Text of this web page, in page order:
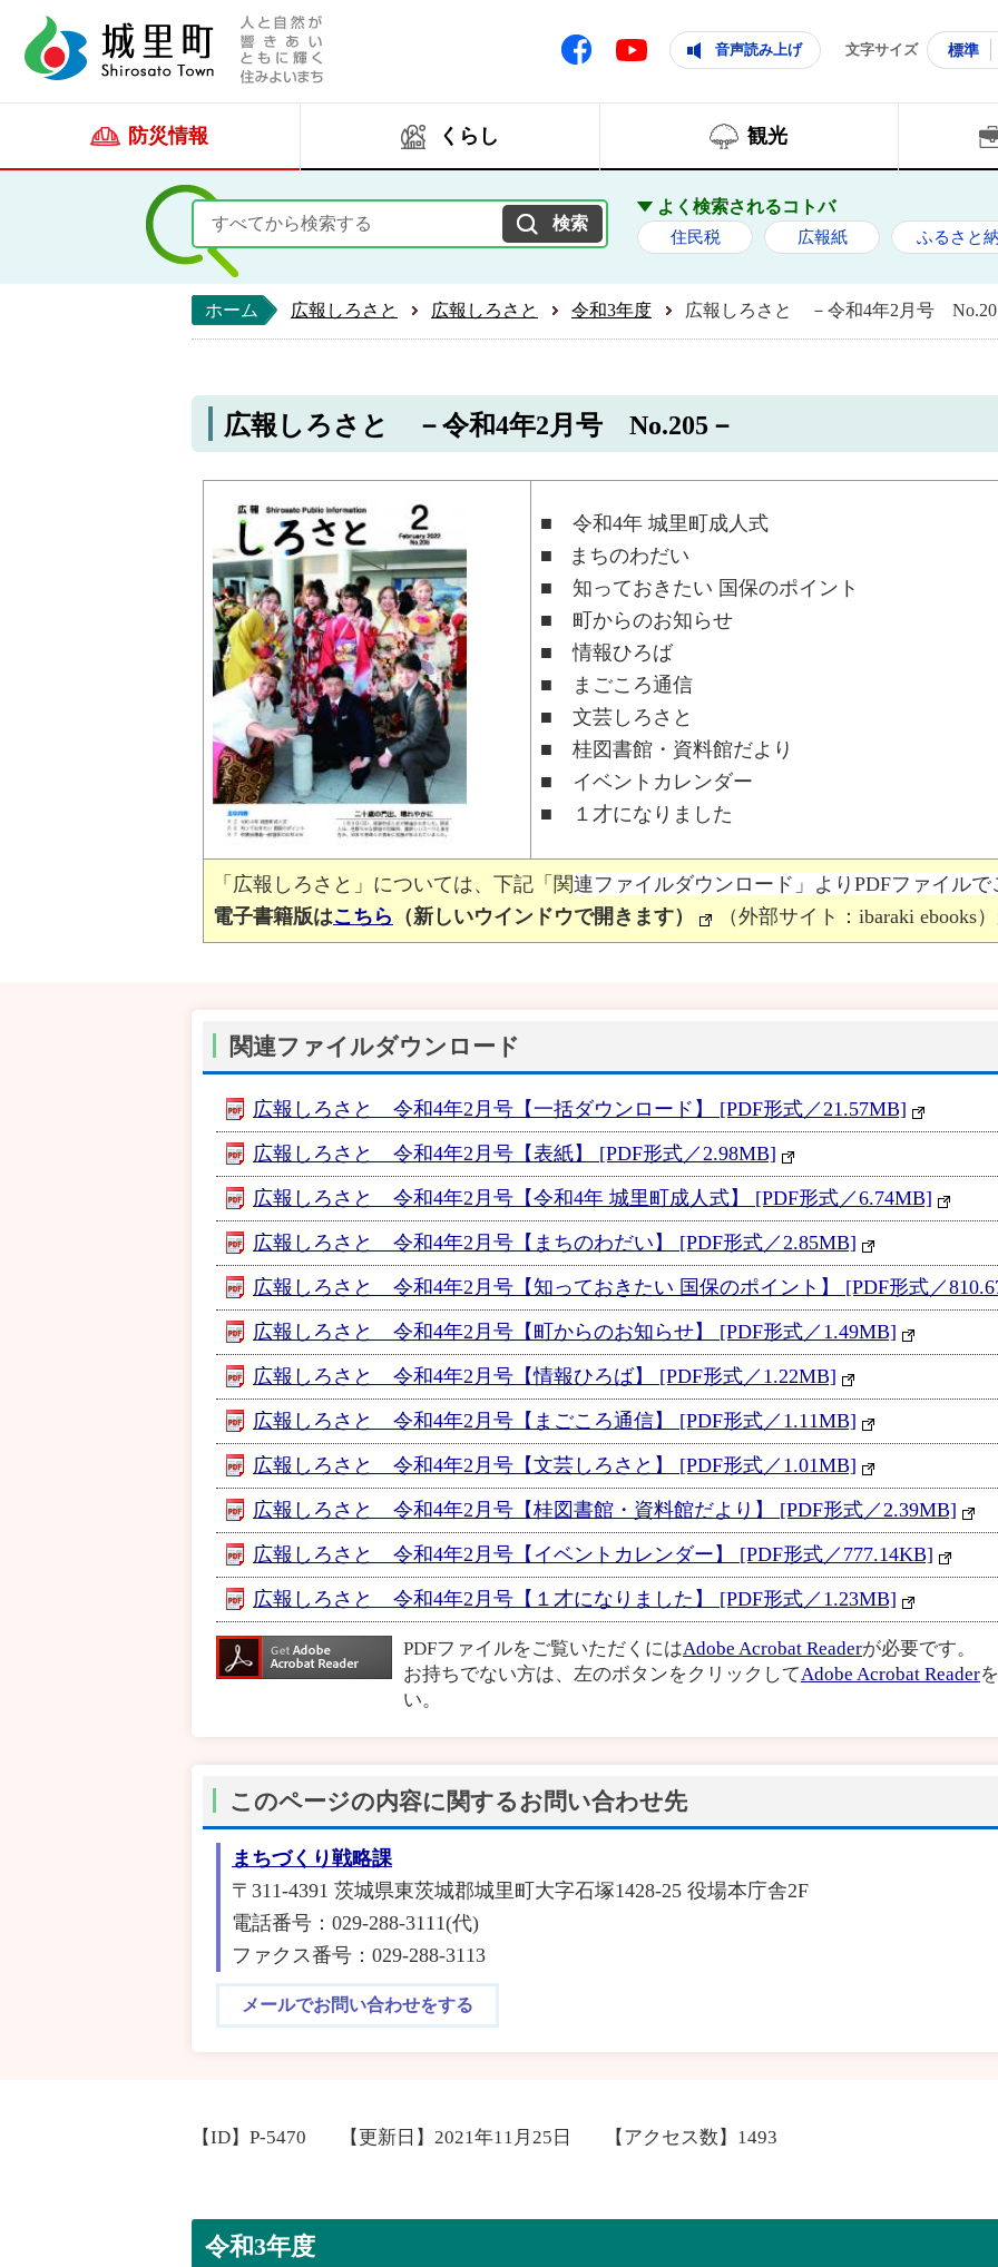
Facebook Youtube 音声読み上げ 文字サイズ 標準
防災情報 くらし 観光
よく検索されるコトバ
住民税 広報紙 ふるさと
ホーム 広報しろさと 広報しろさと 令和3年度 広報しろさと －令和4年2月号
広報しろさと －令和4年2月号 No.205－
■ 令和4年 城里町成人式
■ まちのわだい
■ 知っておきたい 国保のポイント
■ 町からのお知らせ
■ 情報ひろば
■ まごころ通信
■ 文芸しろさと
■ 桂図書館・資料館だより
■ イベントカレンダー
■ １才になりました
「広報しろさと」については、下記「関連ファイルダウンロード」よりPDFファイル
電子書籍版はこちら （新しいウインドウで開きます） （外部サイト：ibaraki ebooks）
関連ファイルダウンロード
広報しろさと 令和4年2月号【一括ダウンロード】 [PDF形式／21.57MB]
広報しろさと 令和4年2月号【表紙】 [PDF形式／2.98MB]
広報しろさと 令和4年2月号【令和4年 城里町成人式】 [PDF形式／6.74MB]
広報しろさと 令和4年2月号【まちのわだい】 [PDF形式／2.85MB]
広報しろさと 令和4年2月号【知っておきたい 国保のポイント】 [PDF形式／
広報しろさと 令和4年2月号【町からのお知らせ】 [PDF形式／1.49MB]
広報しろさと 令和4年2月号【情報ひろば】 [PDF形式／1.22MB]
広報しろさと 令和4年2月号【まごころ通信】 [PDF形式／1.11MB]
広報しろさと 令和4年2月号【文芸しろさと】 [PDF形式／1.01MB]
広報しろさと 令和4年2月号【桂図書館・資料館だより】 [PDF形式／2.39MB]
広報しろさと 令和4年2月号【イベントカレンダー】 [PDF形式／777.14KB]
広報しろさと 令和4年2月号【１才になりました】 [PDF形式／1.23MB]
PDFファイルをご覧いただくにはAdobe Acrobat Readerが必要です。
お持ちでない方は、左のボタンをクリックしてAdobe Acrobat Reader
い。
このページの内容に関するお問い合わせ先
まちづくり戦略課
〒311-4391 茨城県東茨城郡城里町大字石塚1428-25 役場本庁舎2F
電話番号：029-288-3111(代)
ファクス番号：029-288-3113
メールでお問い合わせをする
【ID】 P-5470 【更新日】 2021年11月25日 【アクセス数】 1493
令和3年度